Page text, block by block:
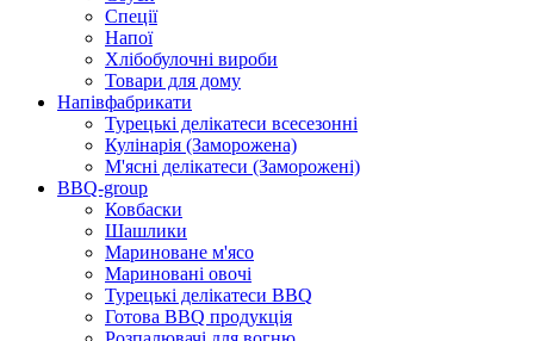
Спеції
Напої
Хлібобулочні вироби
Товари для дому
Напівфабрикати
Турецькі делікатеси всесезонні
Кулінарія (Заморожена)
М'ясні делікатеси (Заморожені)
BBQ-group
Ковбаски
Шашлики
Мариноване м'ясо
Мариновані овочі
Турецькі делікатеси BBQ
Готова BBQ продукція